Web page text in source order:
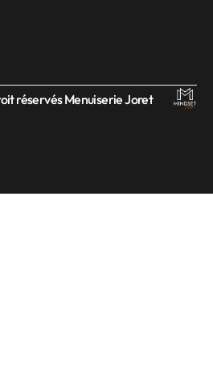
réservés Menuiserie Joret